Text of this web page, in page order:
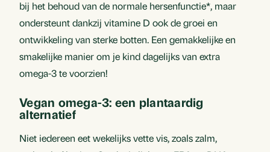
bij het behoud van de normale hersenfunctie*, maar
ondersteunt dankzij vitamine D ook de groei en
ontwikkeling van sterke botten. Een gemakkelijke en
smakelijke manier om je kind dagelijks van extra
omega-3 te voorzien!
Vegan omega-3: een plantaardig
alternatief
Niet iedereen eet wekelijks vette vis, zoals zalm,